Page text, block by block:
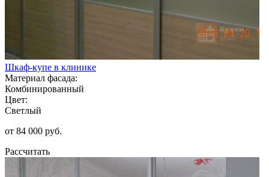
Шкаф-купе в клинике
Материал фасада:
Комбинированный
Цвет:
Светлый
от 84 000 руб.
Рассчитать